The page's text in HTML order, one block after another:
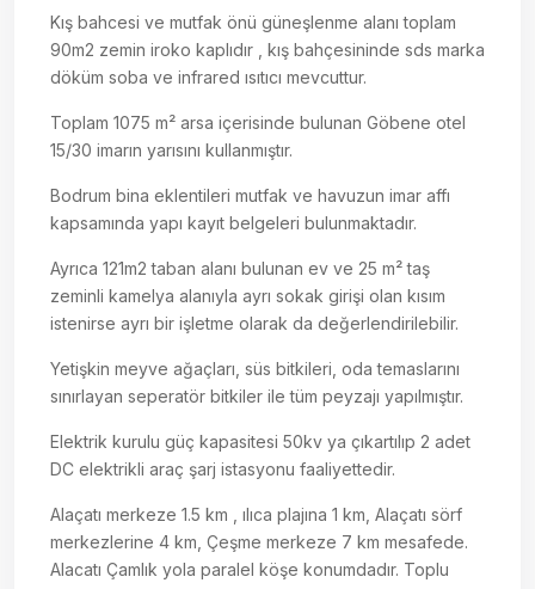
Kış bahcesi ve mutfak önü güneşlenme alanı toplam
90m2 zemin iroko kaplıdır , kış bahçesininde sds marka
döküm soba ve infrared ısıtıcı mevcuttur.
Toplam 1075 m² arsa içerisinde bulunan Göbene otel
15/30 imarın yarısını kullanmıştır.
Bodrum bina eklentileri mutfak ve havuzun imar affı
kapsamında yapı kayıt belgeleri bulunmaktadır.
Ayrıca 121m2 taban alanı bulunan ev ve 25 m² taş
zeminli kamelya alanıyla ayrı sokak girişi olan kısım
istenirse ayrı bir işletme olarak da değerlendirilebilir.
Yetişkin meyve ağaçları, süs bitkileri, oda temaslarını
sınırlayan seperatör bitkiler ile tüm peyzajı yapılmıştır.
Elektrik kurulu güç kapasitesi 50kv ya çıkartılıp 2 adet
DC elektrikli araç şarj istasyonu faaliyettedir.
Alaçatı merkeze 1.5 km , ılıca plajına 1 km, Alaçatı sörf
merkezlerine 4 km, Çeşme merkeze 7 km mesafede.
Alacatı Çamlık yola paralel köşe konumdadır. Toplu